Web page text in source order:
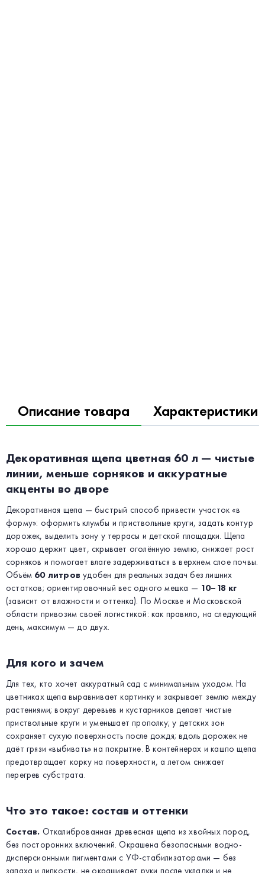
Описание товара Характеристики
Декоративная щепа цветная 60 л — чистые
линии, меньше сорняков и аккуратные
акценты во дворе
Декоративная щепа — быстрый способ привести участок «в
форму»: оформить клумбы и приствольные круги, задать контур
дорожек, выделить зону у террасы и детской площадки. Щепа
хорошо держит цвет, скрывает оголённую землю, снижает рост
сорняков и помогает влаге задерживаться в верхнем слое почвы.
Объём 60 литров удобен для реальных задач без лишних
остатков; ориентировочный вес одного мешка — 10–18 кг
(зависит от влажности и оттенка). По Москве и Московской
области привозим своей логистикой: как правило, на следующий
день, максимум — до двух.
Для кого и зачем
Для тех, кто хочет аккуратный сад с минимальным уходом. На
цветниках щепа выравнивает картинку и закрывает землю между
растениями; вокруг деревьев и кустарников делает чистые
приствольные круги и уменьшает прополку; у детских зон
сохраняет сухую поверхность после дождя; вдоль дорожек не
даёт грязи «выбивать» на покрытие. В контейнерах и кашпо щепа
предотвращает корку на поверхности, а летом снижает
перегрев субстрата.
Что это такое: состав и оттенки
Состав. Откалиброванная древесная щепа из хвойных пород,
без посторонних включений. Окрашена безопасными водно-
дисперсионными пигментами с УФ-стабилизаторами — без
запаха и липкости, не окрашивает руки после укладки и не